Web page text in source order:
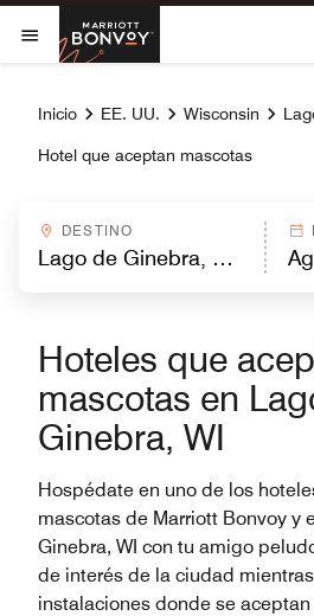
Skip to Content
Abrir el menú
Marriott
Inicio EE. UU. Wisconsin
Hotel que aceptan mascotas
DESTINO
Hoteles que
mascotas en
Ginebra, WI
Hospédate en uno de los
mascotas de Marriott Bonvoy y
Ginebra, WI con tu amigo
de interés de la ciudad
instalaciones donde se